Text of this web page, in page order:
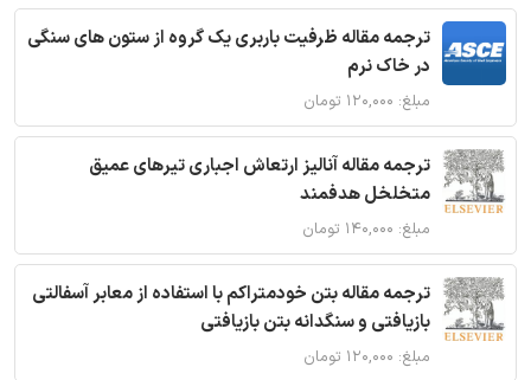
ترجمه مقاله ظرفیت باربری یک گروه از ستون های سنگی
در خاک نرم
مبلغ: ۱۲۰,۰۰۰ تومان
ترجمه مقاله آنالیز ارتعاش اجباری تیرهای عمیق
متخلخل هدفمند
مبلغ: ۱۴۰,۰۰۰ تومان
ترجمه مقاله بتن خودمتراکم با استفاده از معابر آسفالتی
بازیافتی و سنگدانه بتن بازیافتی
مبلغ: ۱۲۰,۰۰۰ تومان